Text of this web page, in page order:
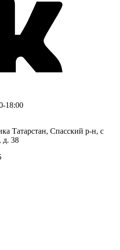
18:00
Татарстан, Спасский р-н, с
д. 38